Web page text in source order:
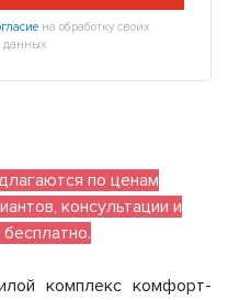
на обработку своих
данных
по ценам
консультации и
комплекс комфорт-